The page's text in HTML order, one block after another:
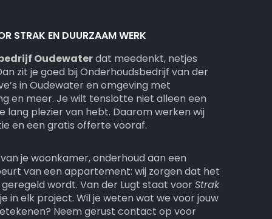
STRAK EN DUURZAAM WERK
Oudewaterdat meedenkt, netjes
zit je goed bij Onderhoudsbedrijf van der
in Oudewater en omgeving met
en meer. Je wilt tenslotte niet alleen een
lang plezier van hebt. Daarom werken wij
en een gratis offerte vooraf.
je woonkamer, onderhoud aan een
van een appartement: wij zorgen dat het
wordt. Van der Lugt staat voorStrak
in elk project. Wil je weten wat we voor jouw
Neem gerust contact op voor